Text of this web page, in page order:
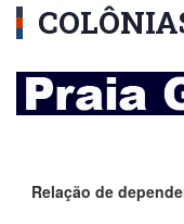
Relação de